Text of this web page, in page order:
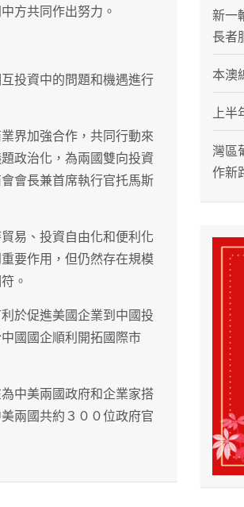
方共同作出努力。
投資中的問題和機遇進行
界加強合作，共同行動來
政治化，為兩國雙向投資
會長兼首席執行官托馬斯
易、投資自由化和便利化
要作用，但仍然存在規模
。
於促進美國企業到中國投
國國企順利開拓國際市
中美兩國政府和企業家搭
兩國共約３００位政府官
新一
長者
本澳
上半
灣區
作新